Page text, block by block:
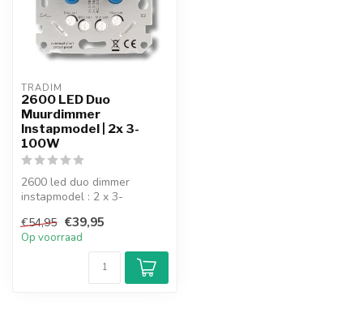
TRADIM
2600 LED Duo
Muurdimmer
Instapmodel | 2x 3-
100W
2600 led duo dimmer
instapmodel : 2 x 3-
€54,95 €39,95
Op voorraad